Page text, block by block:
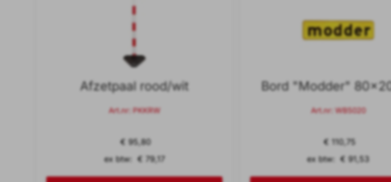
Afzetpaal rood/wit
Art.nr: PKKRW
€ 95,80
ex btw: € 79,17
Bord "Modder"
Art.nr: WB5020
€ 110,75
ex btw: € 91,53